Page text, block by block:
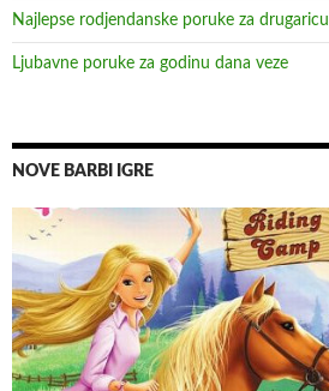
Najlepse rodjendanske poruke za drugaricu
Ljubavne poruke za godinu dana veze
NOVE BARBI IGRE